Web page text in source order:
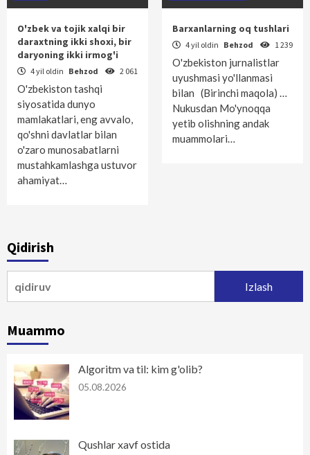
O'zbek va tojik xalqi bir
daraxtning ikki shoxi, bir
daryoning ikki irmog'i
4 yil oldin Behzod 2 061
O'zbekiston tashqi
siyosatida dunyo
mamlakatlari, eng avvalo,
qo'shni davlatlar bilan
o'zaro munosabatlarni
mustahkamlashga ustuvor
ahamiyat…
Barxanlarning oq tushlari
4 yil oldin Behzod 1 239
O'zbekiston jurnalistlar
uyushmasi yo'llanmasi
bilan (Birinchi maqola) …
Nukusdan Mo'ynoqqa
yetib olishning andak
muammolari…
Qidirish
Muammo
Algoritm va til: kim g'olib?
05.08.2026
Qushlar xavf ostida